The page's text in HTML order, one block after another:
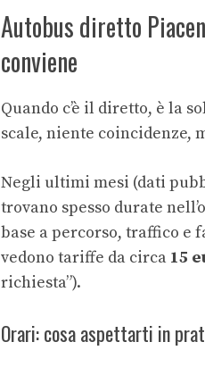
Autobus diretto
conviene
Quando c’è il diretto, è la
scale, niente coincidenze,
Negli ultimi mesi (dati
trovano spesso durate
base a percorso, traffico e
vedono tariffe da circa 15
richiesta”).
Orari: cosa aspettarti in